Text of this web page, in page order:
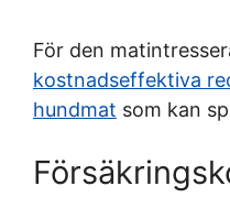
För den
kostnadseffektiva
hundmat som kan